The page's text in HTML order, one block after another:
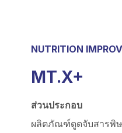
NUTRITION
MT.X+
ส่วนประกอบ
ผลิตภัณฑ์ดูดจับสารพิษ